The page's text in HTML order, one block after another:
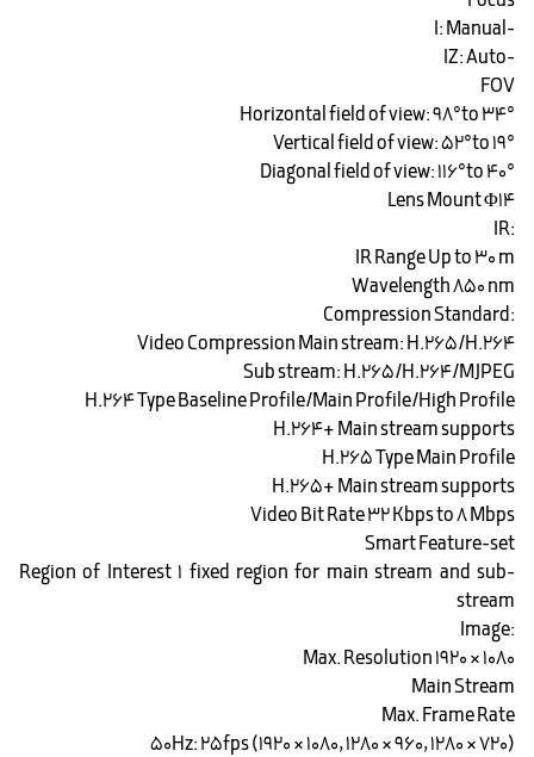
-I: Manual
-IZ: Auto
FOV
Horizontal field of view: 98°to 34°
Vertical field of view: 52°to 19°
Diagonal field of view: 116°to 40°
Lens Mount Φ14
:IR
IR Range Up to 30 m
Wavelength 850 nm
:Compression Standard
Video Compression Main stream: H.265/H.264
Sub stream: H.265/H.264/MJPEG
H.264 Type Baseline Profile/Main Profile/High Profile
H.264+ Main stream supports
H.265 Type Main Profile
H.265+ Main stream supports
Video Bit Rate 32 Kbps to 8 Mbps
Smart Feature-set
Region of Interest 1 fixed region for main stream and sub-
stream
:Image
Max. Resolution 1920 × 1080
Main Stream
Max. Frame Rate
50Hz: 25fps (1920 × 1080, 1280 × 960, 1280 × 720)